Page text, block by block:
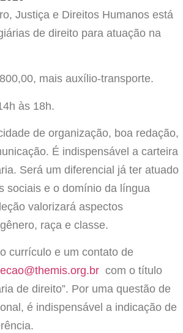
Justiça e Direitos Humanos está
de direito para atuação na
mais auxílio-transporte.
às 18h.
de organização, boa redação,
É indispensável a carteira
Será um diferencial já ter atuado
sociais e o domínio da língua
valorizará aspectos
raça e classe.
currículo e um contato de
com o título
de direito”. Por uma questão de
é indispensável a indicação de